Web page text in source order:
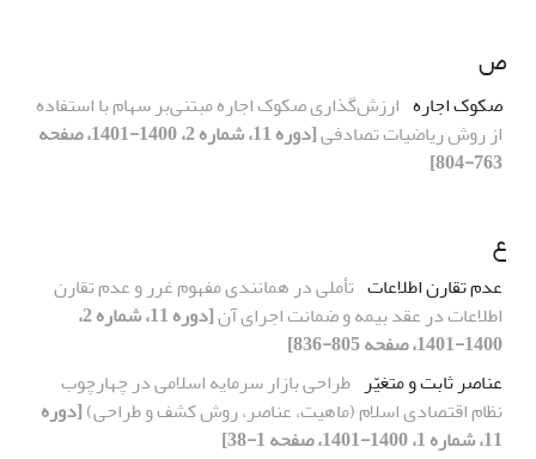
ص
صکوک اجاره ارزش‌گذاری صکوک ‌اجاره مبتنی‌بر سهام با استفاده
از روش ریاضیات‌ تصادفی
[دوره 11، شماره 2، 1400-1401، صفحه
763-804]
ع
عدم تقارن اطلاعات تأملی در همانندی مفهوم غرر و عدم تقارن
اطلاعات در عقد بیمه و ضمانت اجرای آن
[دوره 11، شماره 2،
1400-1401، صفحه 805-836]
عناصر ثابت و متغیّر طراحی بازار سرمایه اسلامی در چهارچوب
نظام اقتصادی اسلام (ماهیت، عناصر، روش کشف و طراحی)[دوره
11، شماره 1، 1400-1401، صفحه 1-38]